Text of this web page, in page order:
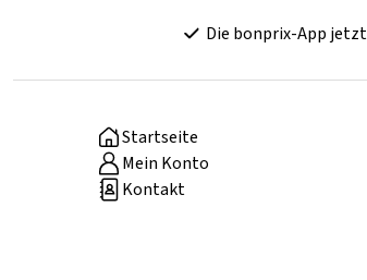
Die bonprix-App
Startseite
Mein Konto
Kontakt